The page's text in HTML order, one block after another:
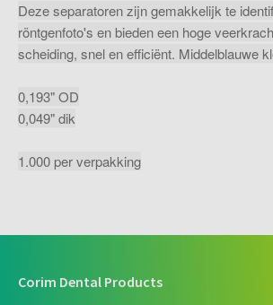
Deze separatoren zijn gemakkelijk te
röntgenfoto's en bieden een hoge
scheiding, snel en efficiënt. Middelblauwe
0,193" OD
0,049" dik
1.000 per verpakking
Corim Dental Products